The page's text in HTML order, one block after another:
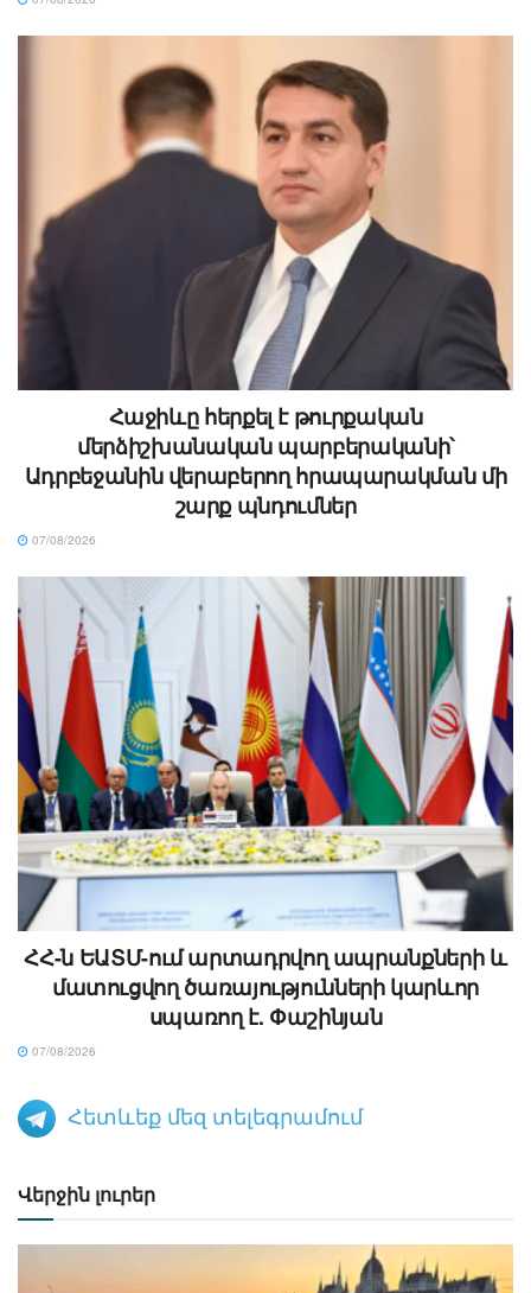
Հաջիևը հերքել է թուրքական
մերձիշխանական պարբերականի՝
Ադրբեջանին վերաբերող հրապարակման մի
շարք պնդումներ
07/08/2026
ՀՀ-ն ԵԱՏՄ-ում արտադրվող ապրանքների և
մատուցվող ծառայությունների կարևոր
սպառող է. Փաշինյան
07/08/2026
Հետևեք մեզ տելեգրամում
Վերջին լուրեր